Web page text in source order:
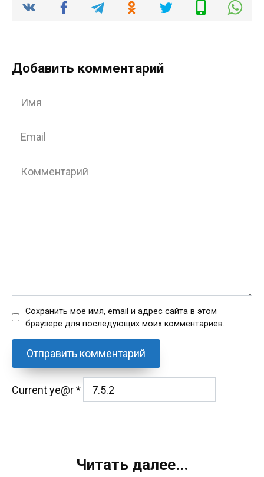
Добавить комментарий
Имя
*
Email
*
Комментарий
Сохранить моё имя, email и адрес сайта в этом
браузере для последующих моих комментариев.
Current ye@r*
Читать далее...